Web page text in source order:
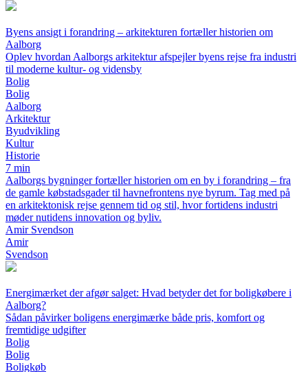
Byens ansigt i forandring – arkitekturen fortæller historien om
Aalborg
Oplev hvordan Aalborgs arkitektur afspejler byens rejse fra industri
til moderne kultur- og vidensby
Bolig
Bolig
Aalborg
Arkitektur
Byudvikling
Kultur
Historie
7 min
Aalborgs bygninger fortæller historien om en by i forandring – fra
de gamle købstadsgader til havnefrontens nye byrum. Tag med på
en arkitektonisk rejse gennem tid og stil, hvor fortidens industri
møder nutidens innovation og byliv.
Amir Svendson
Amir
Svendson
Energimærket der afgør salget: Hvad betyder det for boligkøbere i
Aalborg?
Sådan påvirker boligens energimærke både pris, komfort og
fremtidige udgifter
Bolig
Bolig
Boligkøb